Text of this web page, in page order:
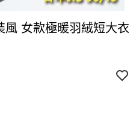
風 女款極暖羽絨短大衣